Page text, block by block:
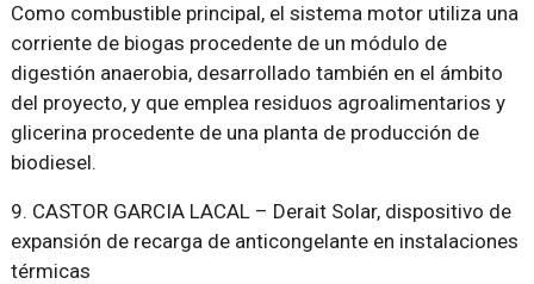
Como combustible principal, el sistema motor utiliza una
corriente de biogas procedente de un módulo de
digestión anaerobia, desarrollado también en el ámbito
del proyecto, y que emplea residuos agroalimentarios y
glicerina procedente de una planta de producción de
biodiesel.
9. CASTOR GARCIA LACAL – Derait Solar, dispositivo de
expansión de recarga de anticongelante en instalaciones
térmicas